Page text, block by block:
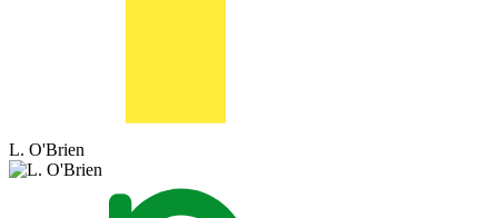
L. O'Brien